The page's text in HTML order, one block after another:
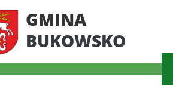
GMINA
BUKOWSKO